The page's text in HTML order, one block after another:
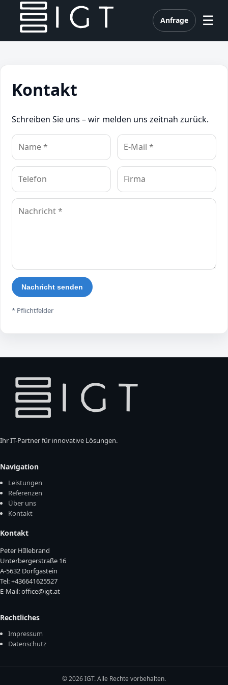
Anfrage ☰
Kontakt
Schreiben Sie uns – wir melden uns zeitnah zurück.
Nachricht senden
* Pflichtfelder
Ihr IT-Partner für innovative Lösungen.
Navigation
Leistungen
Referenzen
Über uns
Kontakt
Kontakt
Peter HIllebrand
Unterbergerstraße 16
A-5632 Dorfgastein
Tel: +436641625527
E-Mail: office@igt.at
Rechtliches
Impressum
Datenschutz
© 2026 IGT. Alle Rechte vorbehalten.